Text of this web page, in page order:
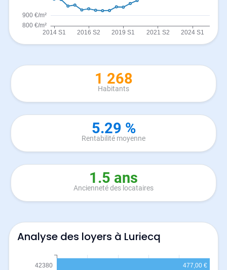
1 268
Habitants
5.29 %
Rentabilité moyenne
1.5 ans
Ancienneté des locataires
Analyse des loyers à Luriecq